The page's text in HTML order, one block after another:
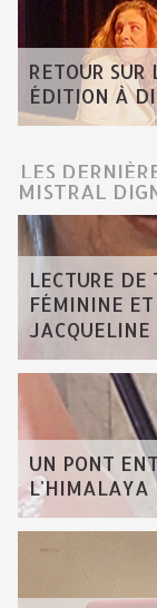
RETOUR SUR
ÉDITION À
LES
MISTRAL
LECTURE DE
FÉMININE
JACQUELINE
UN PONT
L'HIMALAYA